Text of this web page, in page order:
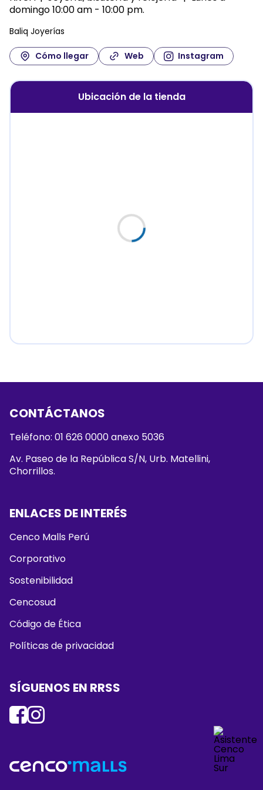
domingo10:00 am - 10:00 pm
Baliq Joyerías
Cómo llegar Web Instagram
Ubicación de la tienda
CONTÁCTANOS
Teléfono: 01 626 0000 anexo 5036
Av. Paseo de la República S/N, Urb. Matellini,
Chorrillos.
ENLACES DE INTERÉS
Cenco Malls Perú
Corporativo
Sostenibilidad
Cencosud
Código de Ética
Políticas de privacidad
SÍGUENOS EN RRSS